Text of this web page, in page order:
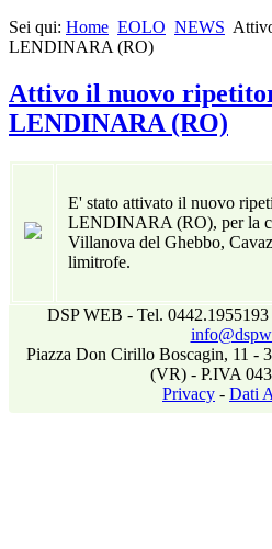
Sei qui: Home EOLO NEWS
LENDINARA (RO)
Attivo il nuovo
LENDINARA (RO)
E' stato attivato il nuovo
LENDINARA (RO), per la
Villanova del Ghebbo,
limitrofe.
DSP WEB - Tel.
Piazza Don Cirillo Boscagin, 11 -
(VR) - P.IVA
Privacy - Dati